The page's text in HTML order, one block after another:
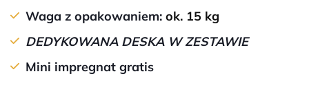
Waga z opakowaniem: ok. 15 kg
DEDYKOWANA DESKA W ZESTAWIE
Mini impregnat gratis